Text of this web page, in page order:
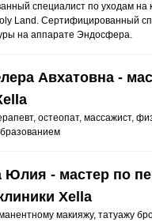
специалист по уходам на
Land. Сертифицированный
на аппарате Эндосфера.
Авхатовна -
остеопат, массажист,
Юлия - мастер по
Xella
макияжу, татуажу